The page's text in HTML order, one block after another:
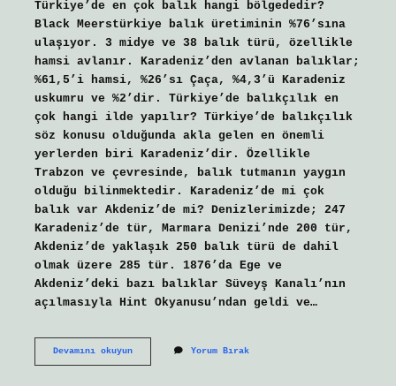
Türkiye’de en çok balık hangi bölgededir?
Black Meerstürkiye balık üretiminin %76’sına
ulaşıyor. 3 midye ve 38 balık türü, özellikle
hamsi avlanır. Karadeniz’den avlanan balıklar;
%61,5’i hamsi, %26’sı Çaça, %4,3’ü Karadeniz
uskumru ve %2’dir. Türkiye’de balıkçılık en
çok hangi ilde yapılır? Türkiye’de balıkçılık
söz konusu olduğunda akla gelen en önemli
yerlerden biri Karadeniz’dir. Özellikle
Trabzon ve çevresinde, balık tutmanın yaygın
olduğu bilinmektedir. Karadeniz’de mi çok
balık var Akdeniz’de mi? Denizlerimizde; 247
Karadeniz’de tür, Marmara Denizi’nde 200 tür,
Akdeniz’de yaklaşık 250 balık türü de dahil
olmak üzere 285 tür. 1876’da Ege ve
Akdeniz’deki bazı balıklar Süveyş Kanalı’nın
açılmasıyla Hint Okyanusu’ndan geldi ve…
Devamını okuyunTürkiyede
Yorum Bırak